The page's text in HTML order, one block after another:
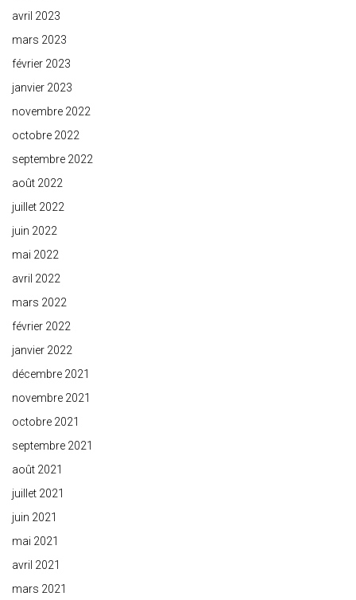
avril 2023
mars 2023
février 2023
janvier 2023
novembre 2022
octobre 2022
septembre 2022
août 2022
juillet 2022
juin 2022
mai 2022
avril 2022
mars 2022
février 2022
janvier 2022
décembre 2021
novembre 2021
octobre 2021
septembre 2021
août 2021
juillet 2021
juin 2021
mai 2021
avril 2021
mars 2021